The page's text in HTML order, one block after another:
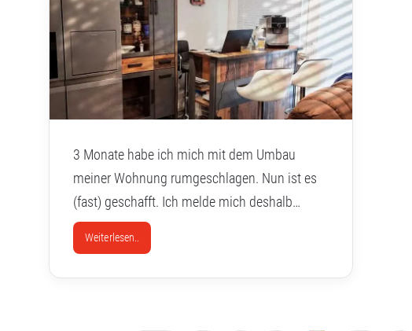
3 Monate habe ich mich mit dem Umbau
meiner Wohnung rumgeschlagen. Nun ist es
(fast) geschafft. Ich melde mich deshalb…
Weiterlesen..